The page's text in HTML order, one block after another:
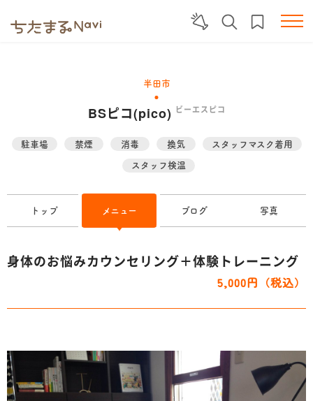
半田市
BSピコ(pico) ビーエスピコ
駐車場 禁煙 消毒 換気 スタッフマスク着用
スタッフ検温
トップ メニュー ブログ 写真
身体のお悩みカウンセリング＋体験トレーニング
5,000円（税込）